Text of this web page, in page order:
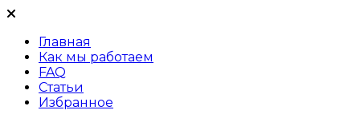
Главная
Как мы работаем
FAQ
Статьи
Избранное